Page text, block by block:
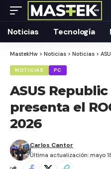
Noticias Tecnología
MastekHw > Noticias > Noticias >
NOTICIAS PC
ASUS
presenta el
2026
Última actualización: mayo
Carlos Cantor